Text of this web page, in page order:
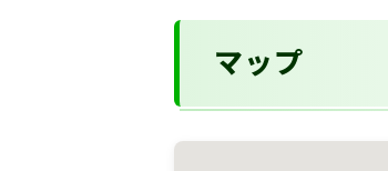
マップ